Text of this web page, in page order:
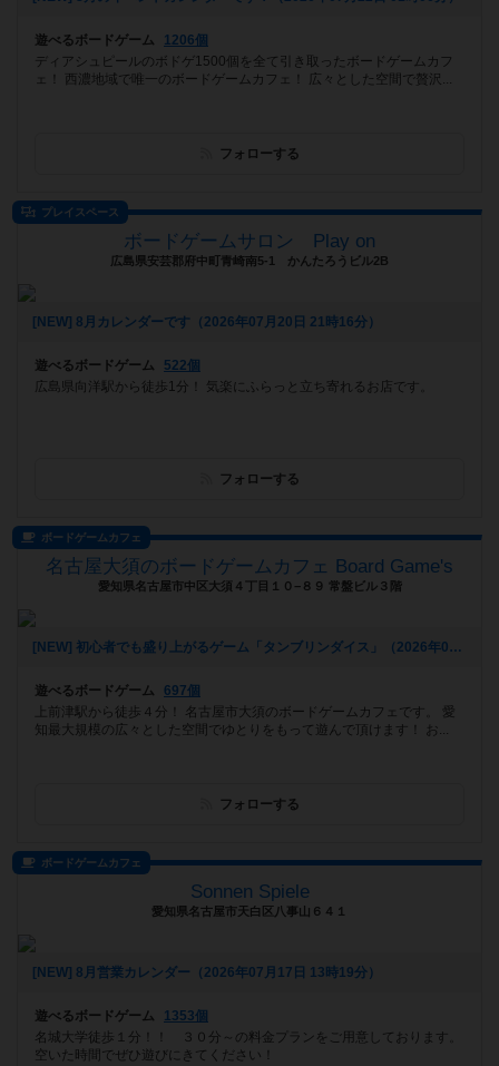
遊べるボードゲーム
1206個
ディアシュピールのボドゲ1500個を全て引き取ったボードゲームカフ
ェ！ 西濃地域で唯一のボードゲームカフェ！ 広々とした空間で贅沢...
フォローする
プレイスペース
ボードゲームサロン Play on
広島県安芸郡府中町青崎南5-1 かんたろうビル2B
[NEW] 8月カレンダーです（2026年07月20日 21時16分）
遊べるボードゲーム
522個
広島県向洋駅から徒歩1分！ 気楽にふらっと立ち寄れるお店です。
フォローする
ボードゲームカフェ
名古屋大須のボードゲームカフェ Board Game's
愛知県名古屋市中区大須４丁目１０−８９ 常盤ビル３階
[NEW] 初心者でも盛り上がるゲーム「タンブリンダイス」（2026年07月17日 14時05分）
遊べるボードゲーム
697個
上前津駅から徒歩４分！ 名古屋市大須のボードゲームカフェです。 愛
知最大規模の広々とした空間でゆとりをもって遊んで頂けます！ お...
フォローする
ボードゲームカフェ
Sonnen Spiele
愛知県名古屋市天白区八事山６４１
[NEW] 8月営業カレンダー（2026年07月17日 13時19分）
遊べるボードゲーム
1353個
名城大学徒歩１分！！ ３０分～の料金プランをご用意しております。
空いた時間でぜひ遊びにきてください！